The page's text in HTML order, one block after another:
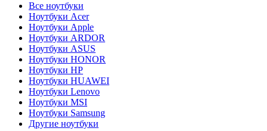
Все ноутбуки
Ноутбуки Acer
Ноутбуки Apple
Ноутбуки ARDOR
Ноутбуки ASUS
Ноутбуки HONOR
Ноутбуки HP
Ноутбуки HUAWEI
Ноутбуки Lenovo
Ноутбуки MSI
Ноутбуки Samsung
Другие ноутбуки